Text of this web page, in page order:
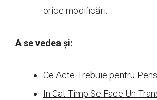
orice modificări.
A se vedea și:
Ce Acte Trebuie pentru
In Cat Timp Se Face Un